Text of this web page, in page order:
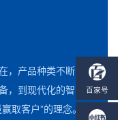
，产品种类不断向更
，到现代化的智能点
取客户”的理念。昱